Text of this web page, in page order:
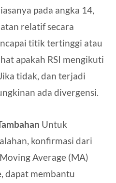
pada angka 14,
relatif secara
titik tertinggi atau
apakah RSI mengikuti
tidak, dan terjadi
ada divergensi.
Untuk
konfirmasi dari
Average (MA)
dapat membantu